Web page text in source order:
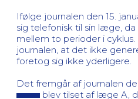
Ifølge journalen den 15.
sig telefonisk til sin læge,
mellem to perioder i
journalen, at det ikke
foretog sig ikke yderligere.
Det fremgår af journalen
blev tilset af læge A,